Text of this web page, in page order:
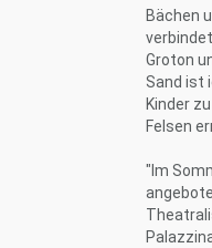
Bächen
Groton
Sand ist
Kinder
Felsen
"Im